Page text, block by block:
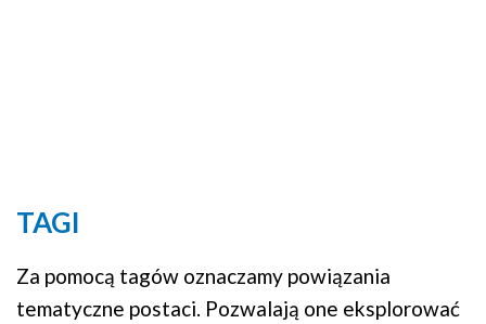
TAGI
Za pomocą tagów oznaczamy powiązania
tematyczne postaci. Pozwalają one eksplorować